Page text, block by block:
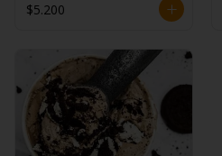
$5.200